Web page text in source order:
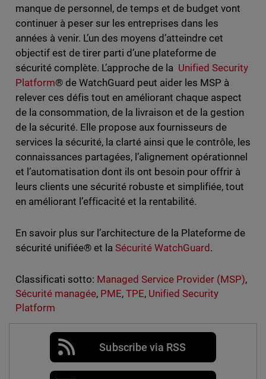
manque de personnel, de temps et de budget vont
continuer à peser sur les entreprises dans les
années à venir. L’un des moyens d’atteindre cet
objectif est de tirer parti d’une plateforme de
sécurité complète. L’approche de la Unified Security
Platform® de WatchGuard peut aider les MSP à
relever ces défis tout en améliorant chaque aspect
de la consommation, de la livraison et de la gestion
de la sécurité. Elle propose aux fournisseurs de
services la sécurité, la clarté ainsi que le contrôle, les
connaissances partagées, l’alignement opérationnel
et l’automatisation dont ils ont besoin pour offrir à
leurs clients une sécurité robuste et simplifiée, tout
en améliorant l’efficacité et la rentabilité.
En savoir plus sur l’architecture de la Plateforme de
sécurité unifiée® et la Sécurité WatchGuard.
Classificati sotto: Managed Service Provider (MSP),
Sécurité managée, PME, TPE, Unified Security
Platform
Subscribe via RSS